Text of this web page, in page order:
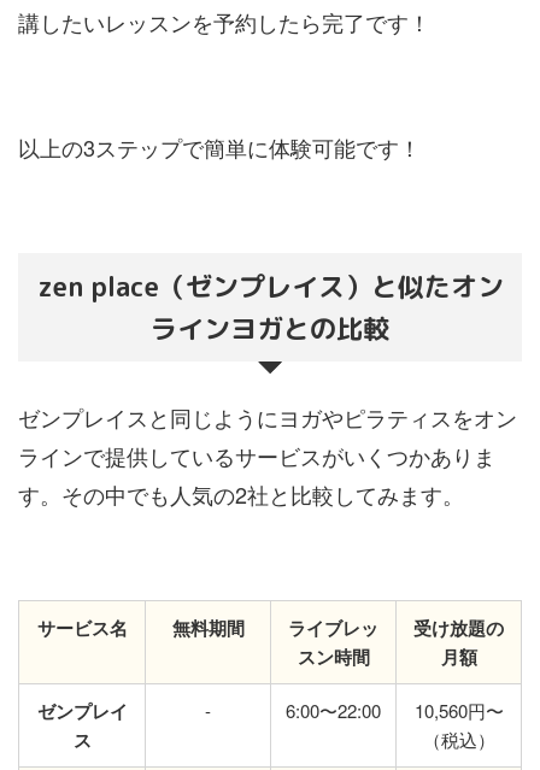
講したいレッスンを予約したら完了です！
以上の3ステップで簡単に体験可能です！
zen place（ゼンプレイス）と似たオン
ラインヨガとの比較
ゼンプレイスと同じようにヨガやピラティスをオン
ラインで提供しているサービスがいくつかありま
す。その中でも人気の2社と比較してみます。
サービス名 無料期間
ライブレッ
スン時間
受け放題の
月額
ゼンプレイ
ス
- 6:00〜22:00
10,560円〜
（税込）